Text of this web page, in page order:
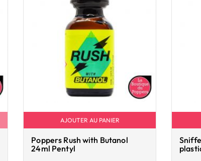
AJOUTER AU PANIER
Poppers Rush with Butanol
24ml Pentyl